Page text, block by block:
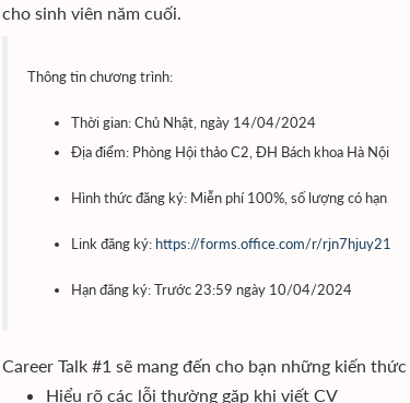
cho sinh viên năm cuối.
Thông tin chương trình:
Thời gian: Chủ Nhật, ngày 14/04/2024
Địa điểm: Phòng Hội thảo C2, ĐH Bách khoa Hà Nội
Hình thức đăng ký: Miễn phí 100%, số lượng có hạn
Link đăng ký: https://forms.office.com/r/rjn7hjuy21
Hạn đăng ký: Trước 23:59 ngày 10/04/2024
Career Talk #1 sẽ mang đến cho bạn những kiến
Hiểu rõ các lỗi thường gặp khi viết CV